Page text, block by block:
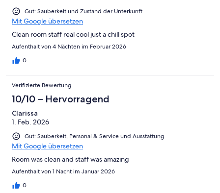
Ungenügend
Gut: Sauberkeit und Zustand der Unterkunft
Mit Google übersetzen
Clean room staff real cool just a chill spot
Aufenthalt von 4 Nächten im Februar 2026
0
Verifizierte Bewertung
10/10 – Hervorragend
Clarissa
1. Feb. 2026
Gut: Sauberkeit, Personal & Service und Ausstattung
Mit Google übersetzen
Room was clean and staff was amazing
Aufenthalt von 1 Nacht im Januar 2026
0